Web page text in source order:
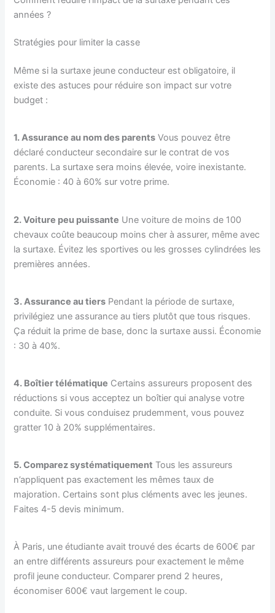
années ?
Stratégies pour limiter la casse
Même si la surtaxe jeune conducteur est obligatoire, il
existe des astuces pour réduire son impact sur votre
budget :
1. Assurance au nom des parents Vous pouvez être
déclaré conducteur secondaire sur le contrat de vos
parents. La surtaxe sera moins élevée, voire inexistante.
Économie : 40 à 60% sur votre prime.
2. Voiture peu puissante Une voiture de moins de 100
chevaux coûte beaucoup moins cher à assurer, même avec
la surtaxe. Évitez les sportives ou les grosses cylindrées les
premières années.
3. Assurance au tiers Pendant la période de surtaxe,
privilégiez une assurance au tiers plutôt que tous risques.
Ça réduit la prime de base, donc la surtaxe aussi. Économie
: 30 à 40%.
4. Boîtier télématique Certains assureurs proposent des
réductions si vous acceptez un boîtier qui analyse votre
conduite. Si vous conduisez prudemment, vous pouvez
gratter 10 à 20% supplémentaires.
5. Comparez systématiquement Tous les assureurs
n’appliquent pas exactement les mêmes taux de
majoration. Certains sont plus cléments avec les jeunes.
Faites 4-5 devis minimum.
À Paris, une étudiante avait trouvé des écarts de 600€ par
an entre différents assureurs pour exactement le même
profil jeune conducteur. Comparer prend 2 heures,
économiser 600€ vaut largement le coup.